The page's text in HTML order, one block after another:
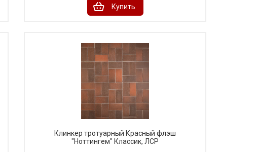
Купить
Клинкер тротуарный Красный флэш
"Ноттингем" Классик, ЛСР